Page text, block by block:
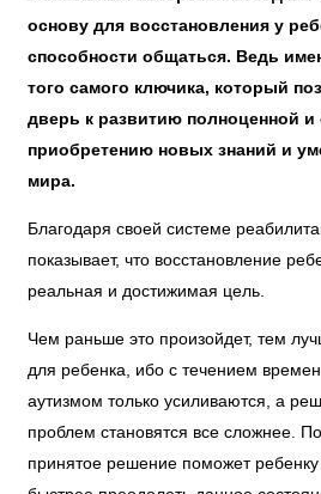
основу для восстановления у
способности общаться. Ведь
того самого ключика, который
дверь к развитию полноценной и
приобретению новых знаний и
мира.
Благодаря своей системе
показывает, что восстановление
реальная и достижимая цель.
Чем раньше это произойдет, тем
для ребенка, ибо с течением
аутизмом только усиливаются, а
проблем становятся все сложнее.
принятое решение поможет ребенку